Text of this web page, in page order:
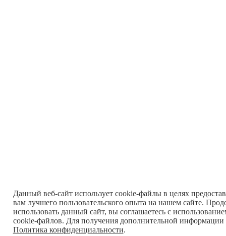
Данный веб-сайт использует cookie-файлы в целях
вам лучшего пользовательского опыта на нашем сайте.
использовать данный сайт, вы соглашаетесь с
cookie-файлов. Для получения дополнительной информации
Политика конфиденциальности.